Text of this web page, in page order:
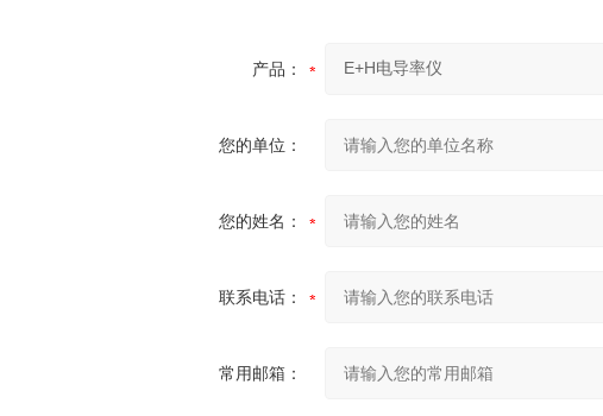
产品：
您的单位：
您的姓名：
联系电话：
常用邮箱：